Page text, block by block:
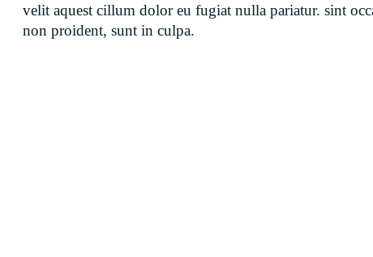
velit aquest cillum dolor eu fugiat nulla pariatur. sint
non proident, sunt in culpa.